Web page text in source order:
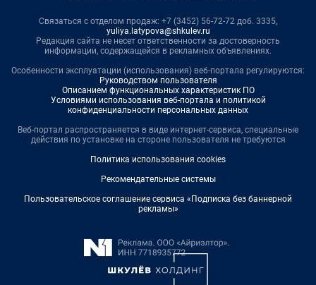
Связаться с отделом продаж: +7 (3452) 56-72-72 доб. 3335,
yuliya.latypova@shkulev.ru
Редакция сайта не несет ответственности за достоверность
информации, содержащейся в рекламных объявлениях.
Особенности эксплуатации (использования) веб-портала регулируются:
Руководством пользователя
Описанием функциональных характеристик ПО
Условиями использования веб-портала и политикой
конфиденциальности персональных данных
Веб-портал распространяется в виде интернет-сервиса, специальные
действия по установке на стороне пользователя не требуются
Политика использования cookies
Рекомендательные системы
Пользовательское соглашение сервиса «Подписка без баннерной
рекламы»